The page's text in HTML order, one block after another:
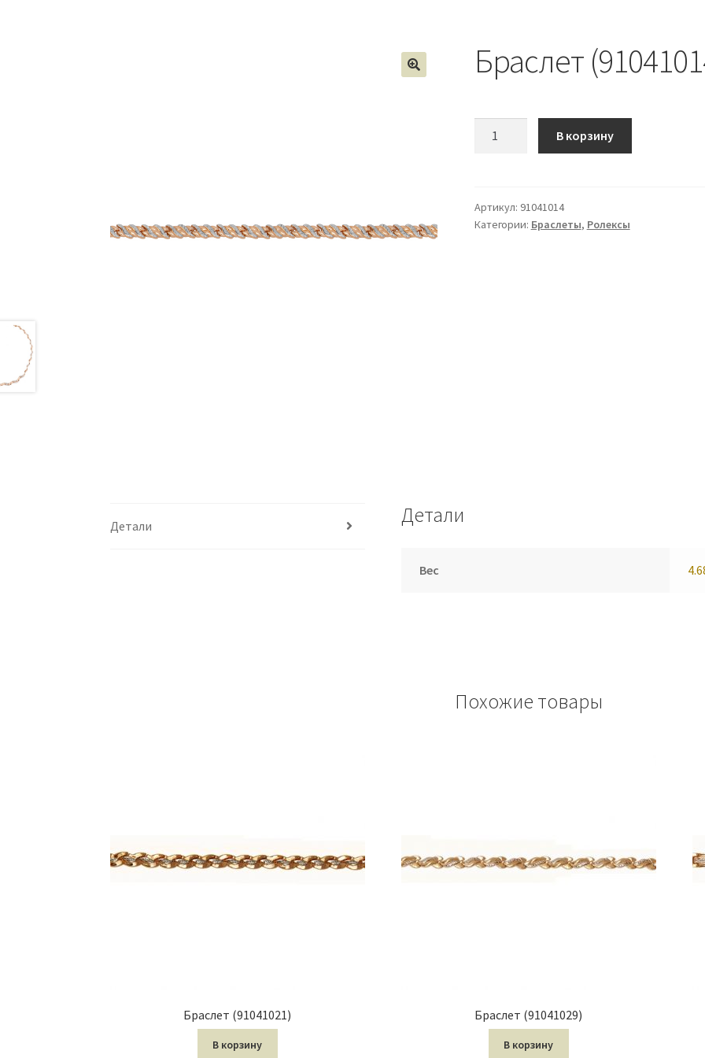
Браслет
В корзину
Артикул: 91041014
Категории: Браслеты, Ролексы
Детали Детали
Вес
Похожие товары
Браслет (91041021)
В корзину
Браслет (91041029)
В корзину